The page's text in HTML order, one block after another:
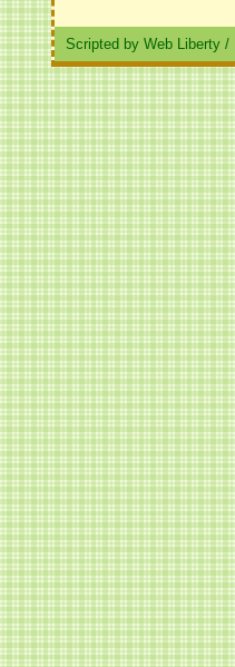
Scripted by Web Liberty /